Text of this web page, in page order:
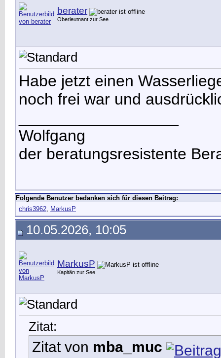
berater
Oberleutnant zur See
Habe jetzt einen
noch frei war und
Wolfgang
der beratungsresistente
Folgende Benutzer bedanken sich für diesen Beitrag:
chris3962, MarkusP
10.05.2026, 10:05
MarkusP
Kapitän zur See
Zitat:
Zitat von mba_muc